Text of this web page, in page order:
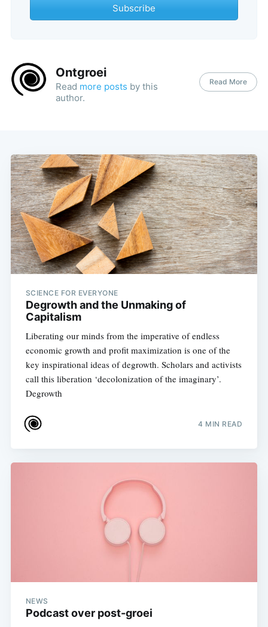
Subscribe
Ontgroei
Read more posts by this
author.
Read More
SCIENCE FOR EVERYONE
Degrowth and the Unmaking of
Capitalism
Liberating our minds from the imperative of endless
economic growth and profit maximization is one of the
key inspirational ideas of degrowth. Scholars and activists
call this liberation ‘decolonization of the imaginary’.
Degrowth
4 MIN READ
NEWS
Podcast over post-groei